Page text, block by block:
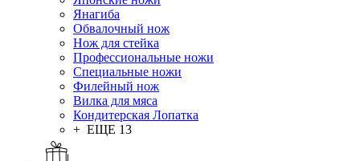
Янагиба
Обвалочный нож
Нож для стейка
Профессиональные ножи
Специальные ножи
Филейный нож
Вилка для мяса
Кондитерская Лопатка
+ ЕЩЕ 13